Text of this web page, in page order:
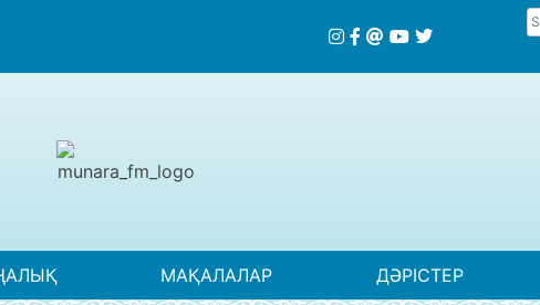
МАҚАЛАЛАР ДӘРІСТЕР